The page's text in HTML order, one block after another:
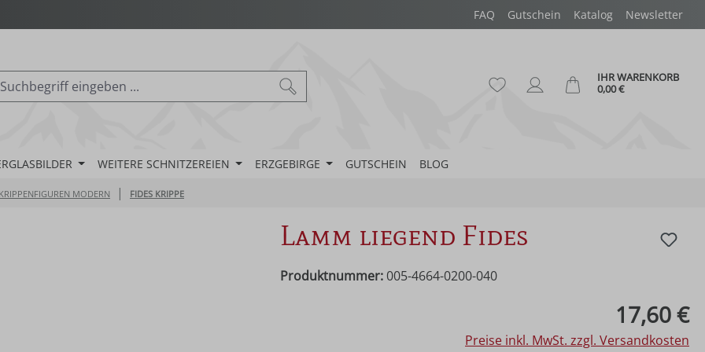
FAQ Gutschein Katalog Newsletter
Du hast 0 Produkte auf dem
IHR WARENKORB
0,00 €
WEITERE SCHNITZEREIEN ERZGEBIRGE GUTSCHEIN BLOG
KRIPPENFIGUREN MODERN | FIDES KRIPPE
Lamm liegend Fides
Produktnummer: 005-4664-0200-040
17,60 €
Preise inkl. MwSt. zzgl. Versandkosten